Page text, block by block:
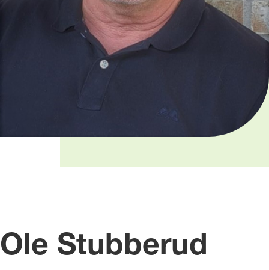
Ole Stubberud